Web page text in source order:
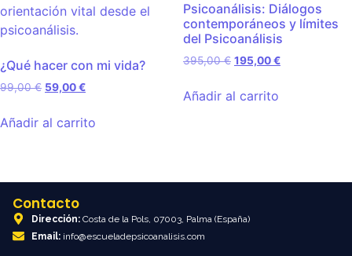
¿Qué hacer con mi vida?
99,00€ 59,00€
Añadir al carrito
Psicoanálisis: Diálogos
contemporáneos y límites
del Psicoanálisis
395,00€ 195,00€
Añadir al carrito
Contacto
Dirección: Costa de la Pols, 07003, Palma (España)
Email: info@escueladepsicoanalisis.com